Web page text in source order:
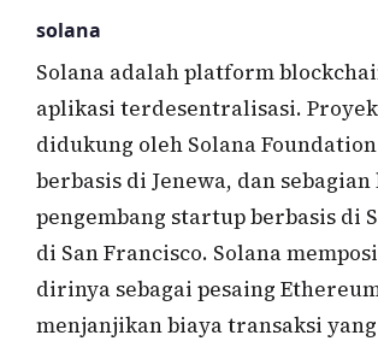
solana
Solana adalah platform
aplikasi terdesentralisasi.
didukung oleh Solana
berbasis di Jenewa, dan sebagian
pengembang startup berbasis di
di San Francisco. Solana
dirinya sebagai pesaing
menjanjikan biaya transaksi